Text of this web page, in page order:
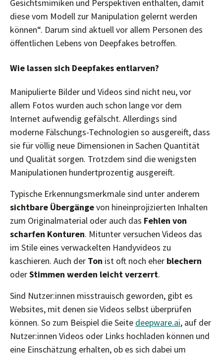
Gesichtsmimiken und Perspektiven enthalten, damit
diese vom Modell zur Manipulation gelernt werden
können“. Darum sind aktuell vor allem Personen des
öffentlichen Lebens von Deepfakes betroffen.
Wie lassen sich Deepfakes entlarven?
Manipulierte Bilder und Videos sind nicht neu, vor
allem Fotos wurden auch schon lange vor dem
Internet aufwendig gefälscht. Allerdings sind
moderne Fälschungs-Technologien so ausgereift, dass
sie für völlig neue Dimensionen in Sachen Quantität
und Qualität sorgen. Trotzdem sind die wenigsten
Manipulationen hundertprozentig ausgereift.
Typische Erkennungsmerkmale sind unter anderem
sichtbare Übergängevon hineinprojizierten Inhalten
zum Originalmaterial oder auch das Fehlen von
scharfen Konturen. Mitunter versuchen Videos das
im Stile eines verwackelten Handyvideos zu
kaschieren. Auch der Ton ist oft noch eher blechern
oderStimmen werden leicht verzerrt.
Sind Nutzer:innen misstrauisch geworden, gibt es
Websites, mit denen sie Videos selbst überprüfen
können. So zum Beispiel die Seite deepware.ai, auf der
Nutzer:innen Videos oder Links hochladen können und
eine Einschätzung erhalten, ob es sich dabei um